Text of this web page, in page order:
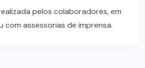
pelos colaboradores, em
com assessorias de imprensa.